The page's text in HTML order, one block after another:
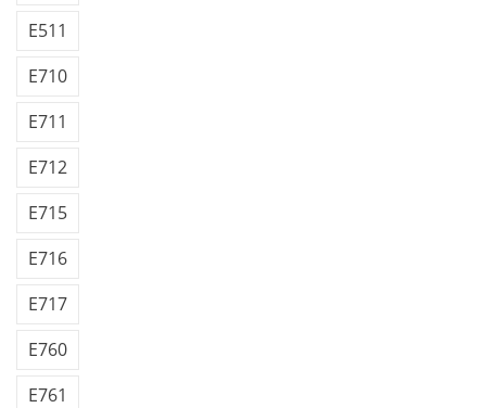
E511
E710
E711
E712
E715
E716
E717
E760
E761